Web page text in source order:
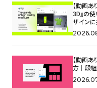
【動画あ
3D』の
ザインに
【動画
方｜段組